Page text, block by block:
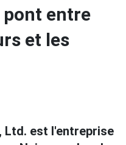
pont entre
et les
Ltd. est l'entreprise